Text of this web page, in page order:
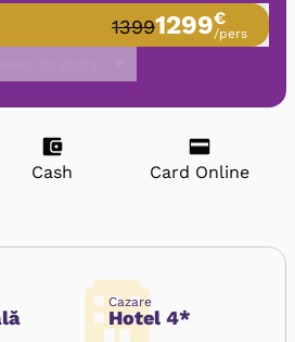
13991299€
/pers
Cash Card Online
Cazare
Hotel 4*